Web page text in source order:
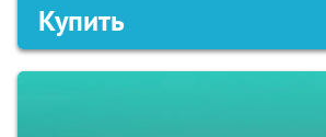
Купить